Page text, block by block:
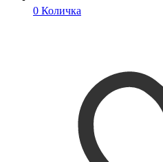
0 Количка